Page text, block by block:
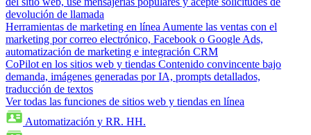
devolución de llamada
Herramientas de marketing en línea Aumente las ventas con el
marketing por correo electrónico, Facebook o Google Ads,
automatización de marketing e integración CRM
CoPilot en los sitios web y tiendas Contenido convincente bajo
demanda, imágenes generadas por IA, prompts detallados,
traducción de textos
Ver todas las funciones de sitios web y tiendas en línea
Automatización y RR. HH.